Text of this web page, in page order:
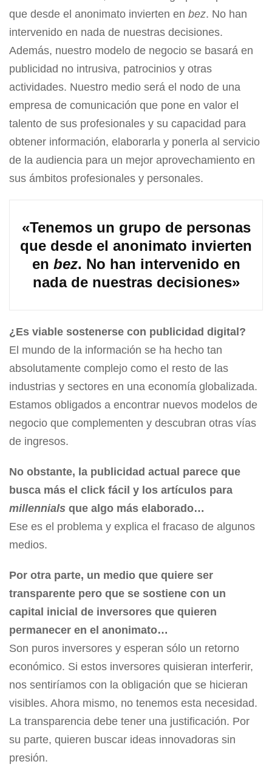
que desde el anonimato invierten en bez. No han
intervenido en nada de nuestras decisiones.
Además, nuestro modelo de negocio se basará en
publicidad no intrusiva, patrocinios y otras
actividades. Nuestro medio será el nodo de una
empresa de comunicación que pone en valor el
talento de sus profesionales y su capacidad para
obtener información, elaborarla y ponerla al servicio
de la audiencia para un mejor aprovechamiento en
sus ámbitos profesionales y personales.
«Tenemos un grupo de personas
que desde el anonimato invierten
en bez. No han intervenido en
nada de nuestras decisiones»
¿Es viable sostenerse con publicidad digital?
El mundo de la información se ha hecho tan
absolutamente complejo como el resto de las
industrias y sectores en una economía globalizada.
Estamos obligados a encontrar nuevos modelos de
negocio que complementen y descubran otras vías
de ingresos.
No obstante, la publicidad actual parece que
busca más el click fácil y los artículos para
millennials que algo más elaborado…
Ese es el problema y explica el fracaso de algunos
medios.
Por otra parte, un medio que quiere ser
transparente pero que se sostiene con un
capital inicial de inversores que quieren
permanecer en el anonimato…
Son puros inversores y esperan sólo un retorno
económico. Si estos inversores quisieran interferir,
nos sentiríamos con la obligación que se hicieran
visibles. Ahora mismo, no tenemos esta necesidad.
La transparencia debe tener una justificación. Por
su parte, quieren buscar ideas innovadoras sin
presión.